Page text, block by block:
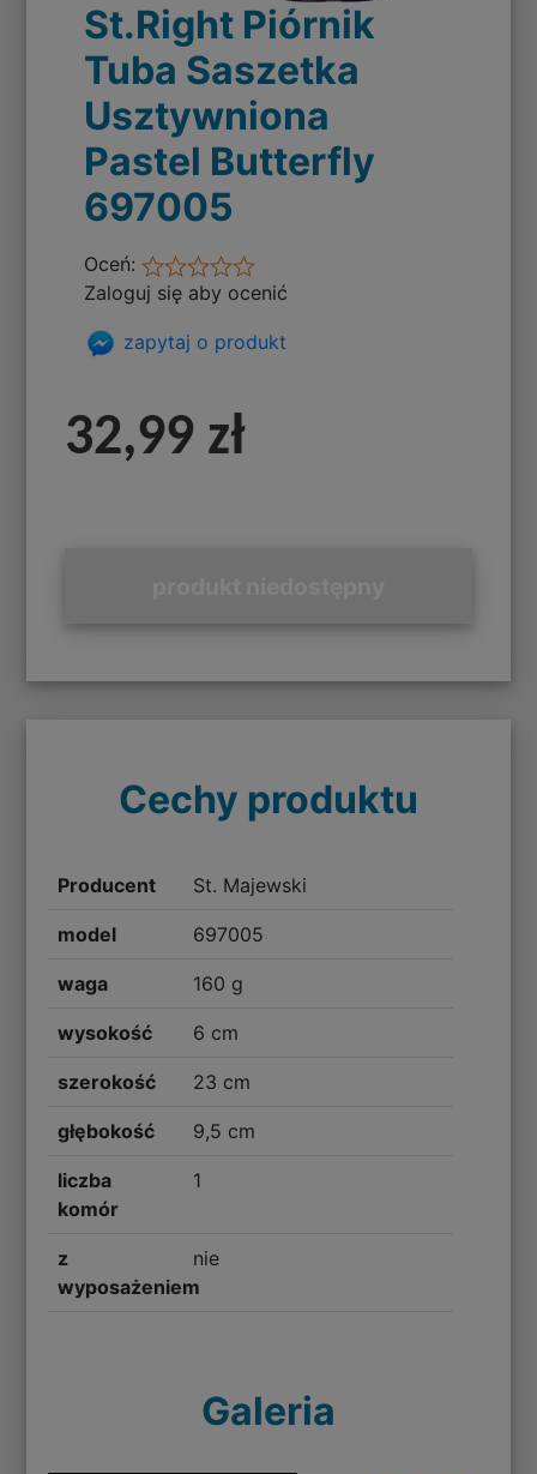
St.Right Piórnik
Tuba Saszetka
Usztywniona
Pastel Butterfly
697005
Oceń:
Zaloguj się aby ocenić
zapytaj o produkt
32,99 zł
Cechy produktu
Producent St. Majewski
model 697005
waga 160 g
wysokość 6 cm
szerokość 23 cm
głębokość 9,5 cm
liczba
komór
1
z
wyposażeniem
nie
Galeria